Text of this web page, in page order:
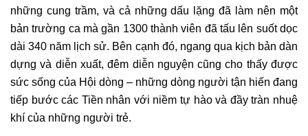
những cung trầm, và cả những dấu lặng đã làm nên một
bản trường ca mà gần 1300 thành viên đã tấu lên suốt dọc
dài 340 năm lịch sử. Bên cạnh đó, ngang qua kịch bản dàn
dựng và diễn xuất, đêm diễn nguyện cũng cho thấy được
sức sống của Hội dòng – những dòng người tận hiến đang
tiếp bước các Tiền nhân với niềm tự hào và đầy tràn nhuệ
khí của những người trẻ.